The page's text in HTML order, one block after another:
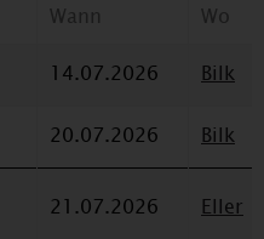
Wann
Wo
14.07.2026 Bilk
20.07.2026
Bilk
21.07.2026 Eller